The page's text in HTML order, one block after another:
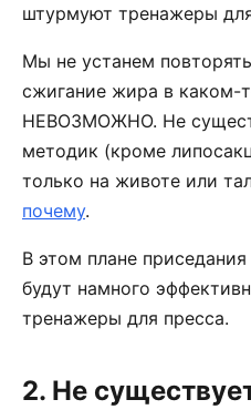
штурмуют тренажеры
Мы не устанем
сжигание жира в каком-
НЕВОЗМОЖНО. Не
методик (кроме
только на животе или
почему.
В этом плане
будут намного
тренажеры для пресса.
2. Не